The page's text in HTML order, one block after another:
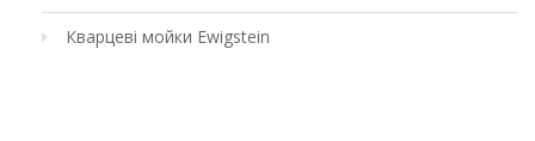
Кварцеві мойки Ewigstein